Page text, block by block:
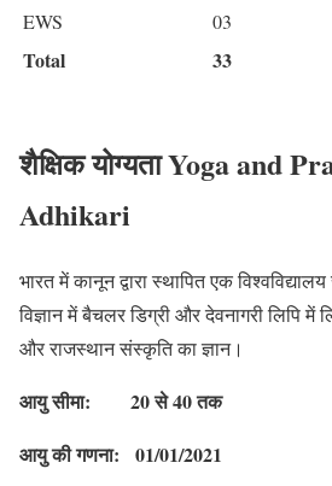
EWS
03
Total 33
शैक्षिक योग्यता Yoga and
Adhikari
भारत में कानून द्वारा स्थापित एक
विज्ञान में बैचलर डिग्री और देवनागरी लिपि में
और राजस्थान संस्कृति का ज्ञान।
आयु सीमा: 20से 40 तक
आयु की गणना:
01/01/2021